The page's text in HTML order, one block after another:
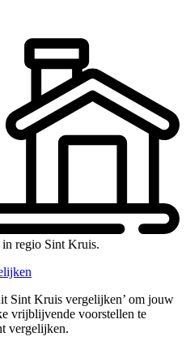
in regio Sint Kruis.
Sint Kruis vergelijken’ om jouw
vrijblijvende voorstellen te
vergelijken.